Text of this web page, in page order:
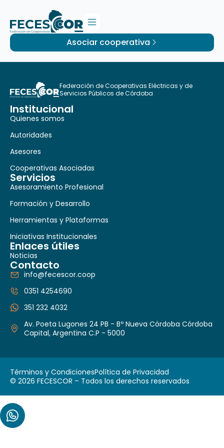
Asociar cooperativa
Federación de Cooperativas Eléctricas y de
Servicios Públicos de Córdoba
Institucional
Quienes somos
Autoridades
Asesores
Cooperativas Asociadas
Servicios
Asesoramiento Profesional
Formación y Desarrollo
Herramientas y Plataformas
Iniciativas Institucionales
Enlaces útiles
Noticias
Contacto
info@fecescor.coop
0351 4254690
351 232 4032
Av. Poeta Lugones 24 PB - Bº Nueva Córdoba Córdoba
Capital, Argentina C.P - 5000
© 2026 FECESCOR – Todos los derechos reservados
Términos y CondicionesPolítica de Privacidad